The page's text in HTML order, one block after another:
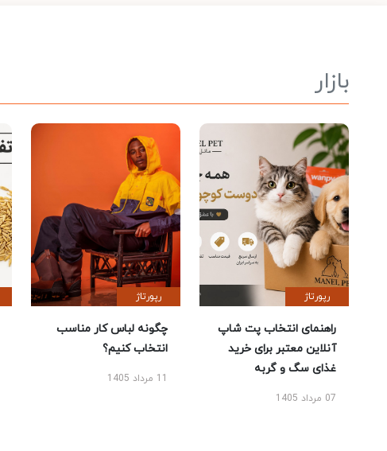
بازار
رپورتاژ
راهنمای انتخاب پت شاپ
آنلاین معتبر برای خرید
غذای سگ و گربه
07 مرداد 1405
رپورتاژ
چگونه لباس کار مناسب
انتخاب کنیم؟
11 مرداد 1405